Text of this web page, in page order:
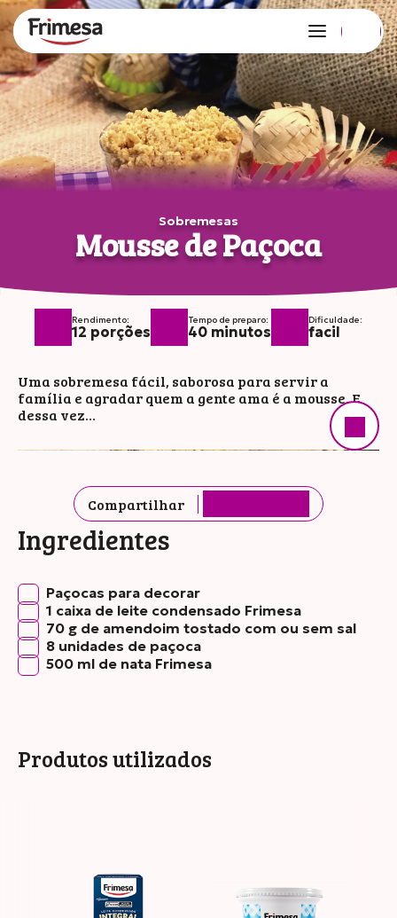
Sobremesas
Mousse de Paçoca
Rendimento:
12 porções
Tempo de preparo:
40 minutos
Dificuldade:
facil
Uma sobremesa fácil, saborosa para servir a
família e agradar quem a gente ama é a mousse. E
dessa vez…
Ingredientes
Paçocas para decorar
1 caixa de leite condensado Frimesa
70 g de amendoim tostado com ou sem sal
8 unidades de paçoca
500 ml de nata Frimesa
Produtos utilizados
Compartilhar
Copiar link
Compartilhar
no Whatsapp
Edição 127 no ar!